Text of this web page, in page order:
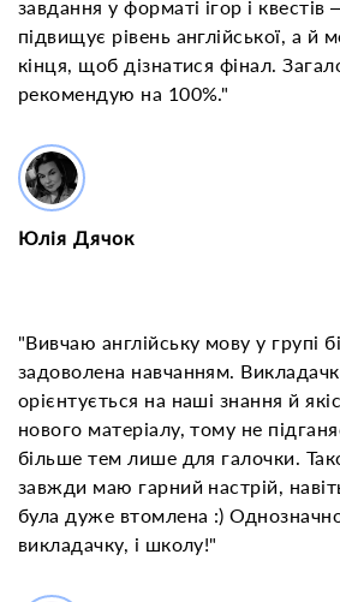
завдання у форматі ігор і
підвищує рівень англійської, а й
кінця, щоб дізнатися фінал.
рекомендую на 100%."
Юлія Дячок
"Вивчаю англійську мову у групі
задоволена навчанням.
орієнтується на наші знання й
нового матеріалу, тому не
більше тем лише для галочки.
завжди маю гарний настрій,
була дуже втомлена :)
викладачку, і школу!"